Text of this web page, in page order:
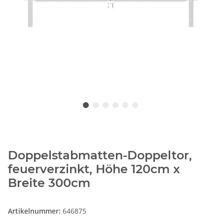
Doppelstabmatten-Doppeltor,
feuerverzinkt, Höhe 120cm x
Breite 300cm
Artikelnummer: 646875